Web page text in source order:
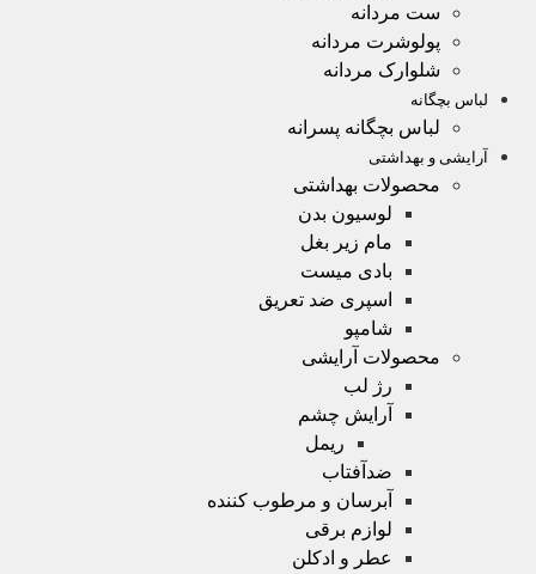
ست مردانه
پولوشرت مردانه
شلوارک مردانه
لباس بچگانه
لباس بچگانه پسرانه
آرایشی و بهداشتی
محصولات بهداشتی
لوسیون بدن
مام زیر بغل
بادی میست
اسپری ضد تعریق
شامپو
محصولات آرایشی
رژ لب
آرایش چشم
ریمل
ضدآفتاب
آبرسان و مرطوب کننده
لوازم برقی
عطر و ادکلن